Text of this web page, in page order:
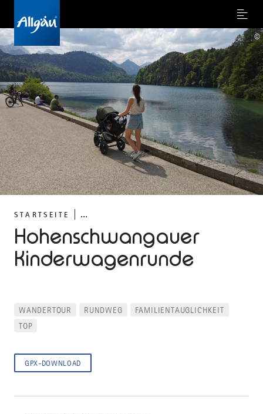
Menu
STARTSEITE ...
Hohenschwangauer
Kinderwagenrunde
©
WANDERTOUR RUNDWEG
FAMILIENTAUGLICHKEIT
TOP
GPX-DOWNLOAD